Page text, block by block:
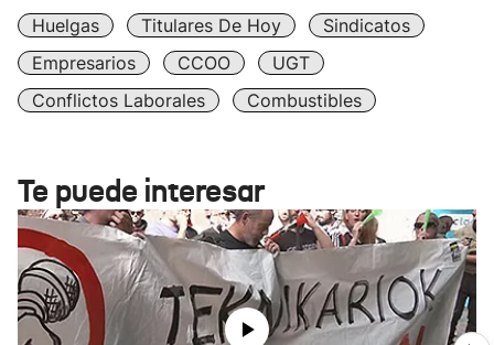
Huelgas
Titulares De Hoy
Sindicatos
Empresarios
CCOO
UGT
Conflictos Laborales
Combustibles
Te puede interesar